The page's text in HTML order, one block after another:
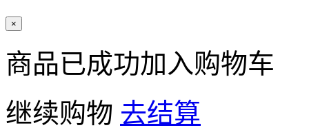
×
商品已成功加入购物车
继续购物 去结算